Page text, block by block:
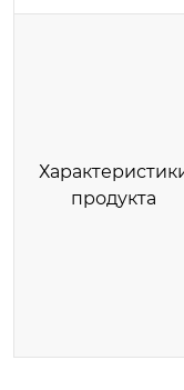
продукта